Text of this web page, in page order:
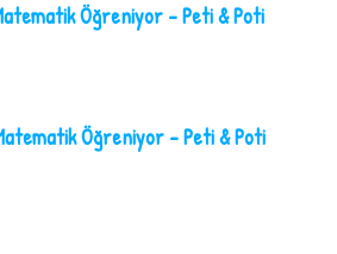
Öğreniyor – Peti & Poti
Öğreniyor – Peti & Poti